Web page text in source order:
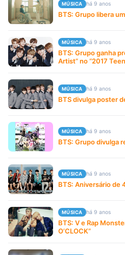
MÚSICA há 9 anos
BTS: Grupo libera
MÚSICA há 9 anos
BTS: Grupo ganha
Artist” no “2017
MÚSICA há 9 anos
BTS divulga poster
MÚSICA há 9 anos
BTS: Grupo divulga
MÚSICA há 9 anos
BTS: Aniversário de
MÚSICA há 9 anos
BTS: V e Rap
O’CLOCK”